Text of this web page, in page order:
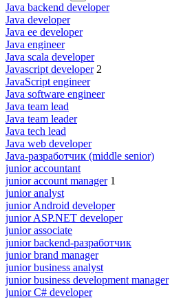
Java backend developer
Java developer
Java ee developer
Java engineer
Java scala developer
Javascript developer 2
JavaScript engineer
Java software engineer
Java team lead
Java team leader
Java tech lead
Java web developer
Java-разработчик (middle senior)
junior accountant
junior account manager 1
junior analyst
junior Android developer
junior ASP.NET developer
junior associate
junior backend-разработчик
junior brand manager
junior business analyst
junior business development manager
junior C# developer